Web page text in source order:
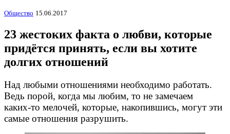
Общество 15.06.2017
23 жестоких факта о любви, которые
придётся принять, если вы хотите
долгих отношений
Над любыми отношениями необходимо работать.
Ведь порой, когда мы любим, то не замечаем
каких-то мелочей, которые, накопившись, могут эти
самые отношения разрушить.